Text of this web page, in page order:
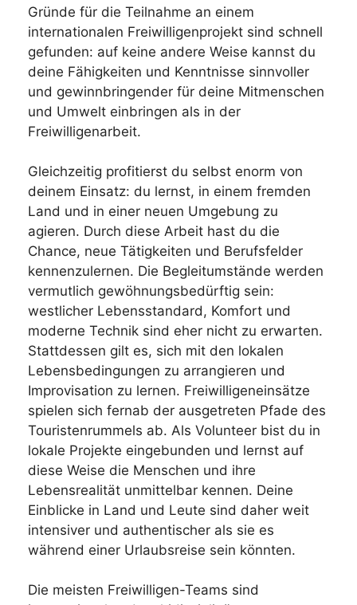
Gründe für die Teilnahme an einem
internationalen Freiwilligenprojekt sind schnell
gefunden: auf keine andere Weise kannst du
deine Fähigkeiten und Kenntnisse sinnvoller
und gewinnbringender für deine Mitmenschen
und Umwelt einbringen als in der
Freiwilligenarbeit.
Gleichzeitig profitierst du selbst enorm von
deinem Einsatz: du lernst, in einem fremden
Land und in einer neuen Umgebung zu
agieren. Durch diese Arbeit hast du die
Chance, neue Tätigkeiten und Berufsfelder
kennenzulernen. Die Begleitumstände werden
vermutlich gewöhnungsbedürftig sein:
westlicher Lebensstandard, Komfort und
moderne Technik sind eher nicht zu erwarten.
Stattdessen gilt es, sich mit den lokalen
Lebensbedingungen zu arrangieren und
Improvisation zu lernen. Freiwilligeneinsätze
spielen sich fernab der ausgetreten Pfade des
Touristenrummels ab. Als Volunteer bist du in
lokale Projekte eingebunden und lernst auf
diese Weise die Menschen und ihre
Lebensrealität unmittelbar kennen. Deine
Einblicke in Land und Leute sind daher weit
intensiver und authentischer als sie es
während einer Urlaubsreise sein könnten.
Die meisten Freiwilligen-Teams sind